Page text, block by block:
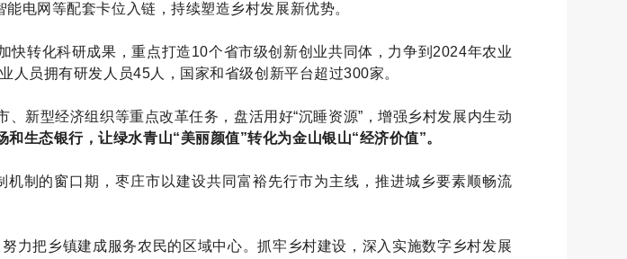
电网等配套卡位入链，持续塑造乡村发展新优势。
转化科研成果，重点打造10个省市级创新创业共同体，力争到2024年农业
员拥有研发人员45人，国家和省级创新平台超过300家。
新型经济组织等重点改革任务，盘活用好“沉睡资源”，增强乡村发展内生动
生态银行，让绿水青山“美丽颜值”转化为金山银山“经济价值”。
制的窗口期，枣庄市以建设共同富裕先行市为主线，推进城乡要素顺畅流
力把乡镇建成服务农民的区域中心。抓牢乡村建设，深入实施数字乡村发展